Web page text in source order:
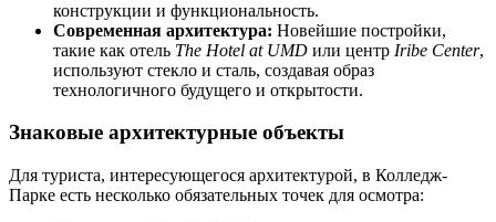
конструкции и функциональность.
Современная архитектура: Новейшие постройки,
такие как отель The Hotel at UMD или центр Iribe Center,
используют стекло и сталь, создавая образ
технологичного будущего и открытости.
Знаковые архитектурные объекты
Для туриста, интересующегося архитектурой, в Колледж-
Парке есть несколько обязательных точек для осмотра: